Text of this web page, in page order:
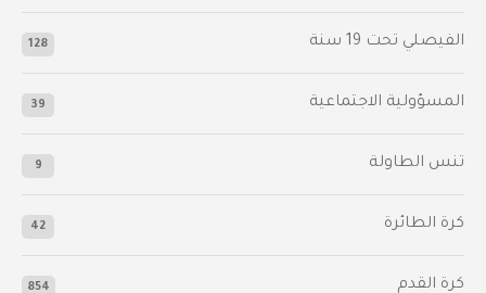
الفيصلي‬⁩ تحت 19 سنة 128
المسؤولية الاجتماعية 39
تنس الطاولة 9
كرة الطائرة 42
كرة القدم 854